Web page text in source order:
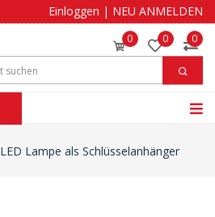
Einloggen | NEU ANMELDEN
0 0 0
LED Lampe als Schlüsselanhänger